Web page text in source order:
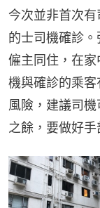
今次並非首次
的士司機確診
僱主同住，在
機與確診的乘
風險，建議司
之餘，要做好手